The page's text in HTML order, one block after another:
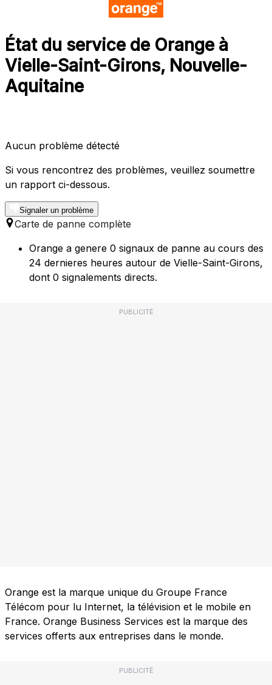
État du service de Orange à
Vielle-Saint-Girons, Nouvelle-
Aquitaine
Aucun problème détecté
Si vous rencontrez des problèmes, veuillez soumettre
un rapport ci-dessous.
Signaler un problème
Carte de panne complète
Orange a genere 0 signaux de panne au cours des
24 dernieres heures autour de Vielle-Saint-Girons,
dont 0 signalements directs.
PUBLICITÉ
Orange est la marque unique du Groupe France
Télécom pour lu Internet, la télévision et le mobile en
France. Orange Business Services est la marque des
services offerts aux entreprises dans le monde.
PUBLICITÉ